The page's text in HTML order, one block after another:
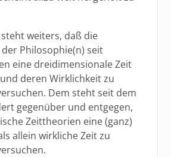
weiters, daß die
Philosophie(n) seit
eine dreidimensionale Zeit
deren Wirklichkeit zu
Dem steht seit dem
gegenüber und entgegen,
Zeittheorien eine (ganz)
allein wirkliche Zeit zu